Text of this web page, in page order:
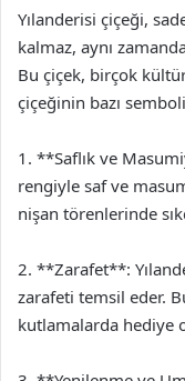
Yılanderisi çiçeği,
kalmaz, aynı
Bu çiçek, birçok
çiçeğinin bazı
1. **Saflık ve
rengiyle saf ve
nişan törenlerinde
2. **Zarafet**:
zarafeti temsil eder.
kutlamalarda hediye